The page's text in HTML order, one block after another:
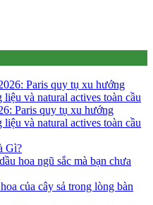
Paris quy tụ xu hướng
và natural actives toàn cầu
hoa ngũ sắc mà bạn chưa